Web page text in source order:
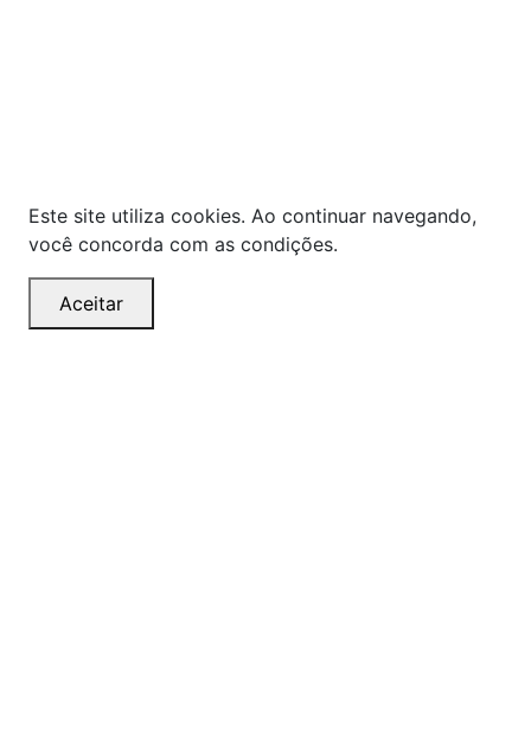
Este site utiliza cookies. Ao continuar navegando,
você concorda com as condições.
Aceitar